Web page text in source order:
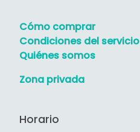
Cómo comprar
Condiciones del servicio
Quiénes somos
Zona privada
Horario